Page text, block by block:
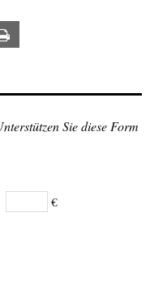
Sie diese Form
€